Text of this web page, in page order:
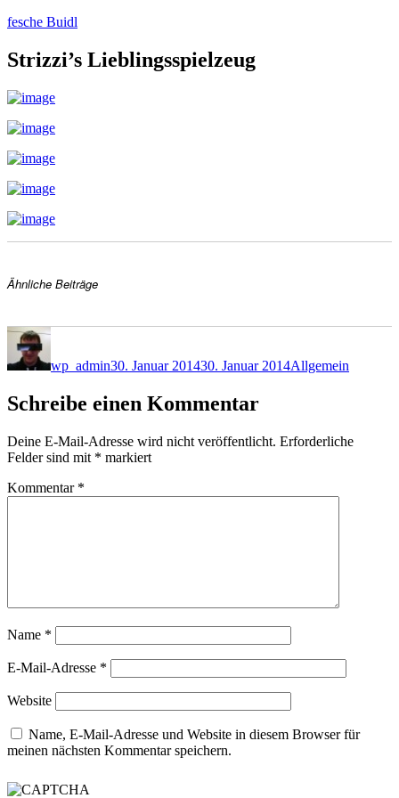
Zum
springen
fesche Buidl
Strizzi’s Lieblingsspielzeug
Ähnliche Beiträge
Autor
wp_admin30. Januar 201430. Januar 2014Allgemein
Schreibe einen Kommentar
Deine E-Mail-Adresse wird nicht veröffentlicht. Erforderliche
Felder sind mit * markiert
Kommentar *
Name *
E-Mail-Adresse *
Website
Name, E-Mail-Adresse und Website in diesem Browser für
meinen nächsten Kommentar speichern.